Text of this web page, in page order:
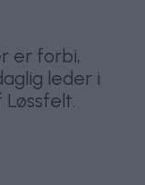
er forbi,
leder i